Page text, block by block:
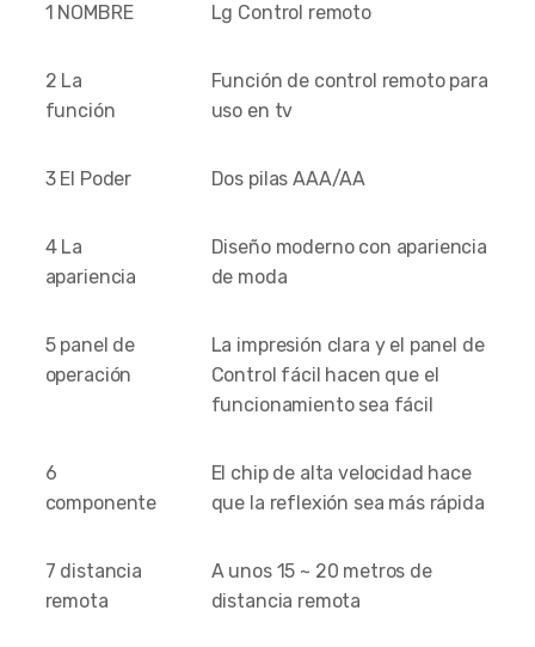
1 NOMBRE Lg Control remoto
2 La
función
Función de control remoto para
uso en tv
3 El Poder Dos pilas AAA/AA
4 La
apariencia
Diseño moderno con apariencia
de moda
5 panel de
operación
La impresión clara y el panel de
Control fácil hacen que el
funcionamiento sea fácil
6
componente
El chip de alta velocidad hace
que la reflexión sea más rápida
7 distancia
remota
A unos 15 ~ 20 metros de
distancia remota